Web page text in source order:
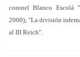
coronel Blanco Escolá
2000); "La división
al III Reich".